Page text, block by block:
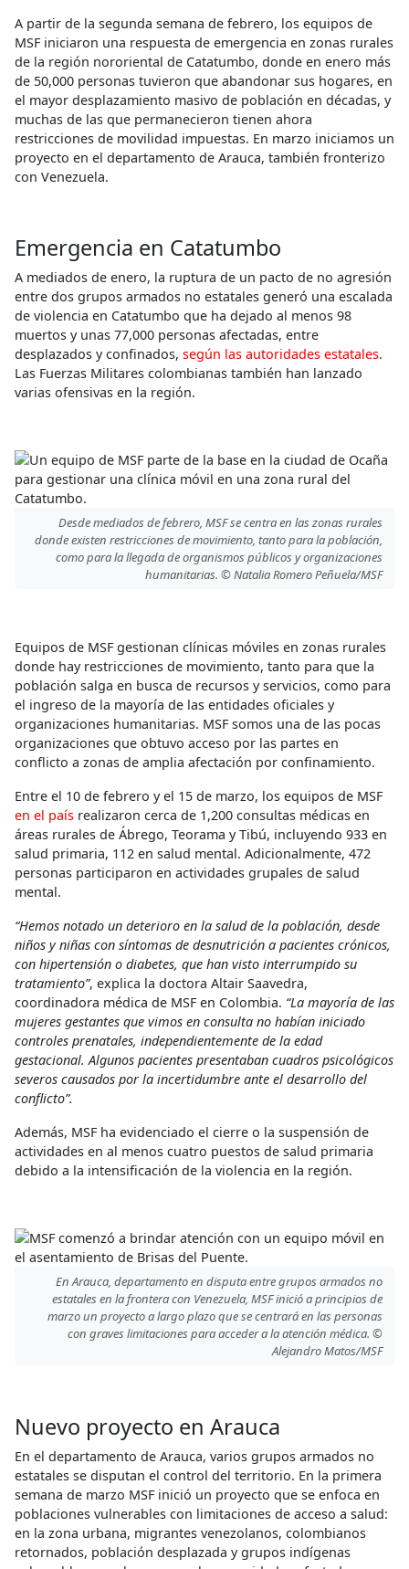
A partir de la segunda semana de febrero, los equipos de
MSF iniciaron una respuesta de emergencia en zonas rurales
de la región nororiental de Catatumbo, donde en enero más
de 50,000 personas tuvieron que abandonar sus hogares, en
el mayor desplazamiento masivo de población en décadas, y
muchas de las que permanecieron tienen ahora
restricciones de movilidad impuestas. En marzo iniciamos un
proyecto en el departamento de Arauca, también fronterizo
con Venezuela.
Emergencia en Catatumbo
A mediados de enero, la ruptura de un pacto de no agresión
entre dos grupos armados no estatales generó una escalada
de violencia en Catatumbo que ha dejado al menos 98
muertos y unas 77,000 personas afectadas, entre
desplazados y confinados, según las autoridades estatales.
Las Fuerzas Militares colombianas también han lanzado
varias ofensivas en la región.
Desde mediados de febrero, MSF se centra en las zonas rurales
donde existen restricciones de movimiento, tanto para la población,
como para la llegada de organismos públicos y organizaciones
humanitarias. © Natalia Romero Peñuela/MSF
Equipos de MSF gestionan clínicas móviles en zonas rurales
donde hay restricciones de movimiento, tanto para que la
población salga en busca de recursos y servicios, como para
el ingreso de la mayoría de las entidades oficiales y
organizaciones humanitarias. MSF somos una de las pocas
organizaciones que obtuvo acceso por las partes en
conflicto a zonas de amplia afectación por confinamiento.
Entre el 10 de febrero y el 15 de marzo, los equipos de MSF
en el país realizaron cerca de 1,200 consultas médicas en
áreas rurales de Ábrego, Teorama y Tibú, incluyendo 933 en
salud primaria, 112 en salud mental. Adicionalmente, 472
personas participaron en actividades grupales de salud
mental.
“Hemos notado un deterioro en la salud de la población, desde
niños y niñas con síntomas de desnutrición a pacientes crónicos,
con hipertensión o diabetes, que han visto interrumpido su
tratamiento”, explica la doctora Altair Saavedra,
coordinadora médica de MSF en Colombia. “La mayoría de las
mujeres gestantes que vimos en consulta no habían iniciado
controles prenatales, independientemente de la edad
gestacional. Algunos pacientes presentaban cuadros psicológicos
severos causados por la incertidumbre ante el desarrollo del
conflicto”.
Además, MSF ha evidenciado el cierre o la suspensión de
actividades en al menos cuatro puestos de salud primaria
debido a la intensificación de la violencia en la región.
En Arauca, departamento en disputa entre grupos armados no
estatales en la frontera con Venezuela, MSF inició a principios de
marzo un proyecto a largo plazo que se centrará en las personas
con graves limitaciones para acceder a la atención médica. ©
Alejandro Matos/MSF
Nuevo proyecto en Arauca
En el departamento de Arauca, varios grupos armados no
estatales se disputan el control del territorio. En la primera
semana de marzo MSF inició un proyecto que se enfoca en
poblaciones vulnerables con limitaciones de acceso a salud:
en la zona urbana, migrantes venezolanos, colombianos
retornados, población desplazada y grupos indígenas